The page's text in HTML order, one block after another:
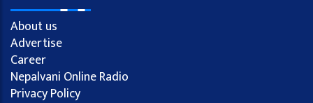
About us
Advertise
Career
Nepalvani Online Radio
Privacy Policy